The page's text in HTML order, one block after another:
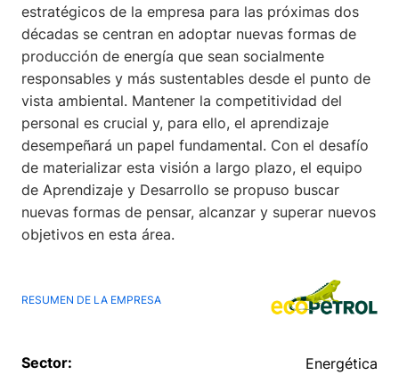
estratégicos de la empresa para las próximas dos
décadas se centran en adoptar nuevas formas de
producción de energía que sean socialmente
responsables y más sustentables desde el punto de
vista ambiental. Mantener la competitividad del
personal es crucial y, para ello, el aprendizaje
desempeñará un papel fundamental. Con el desafío
de materializar esta visión a largo plazo, el equipo
de Aprendizaje y Desarrollo se propuso buscar
nuevas formas de pensar, alcanzar y superar nuevos
objetivos en esta área.
RESUMEN DE LA EMPRESA
Sector:
Energética